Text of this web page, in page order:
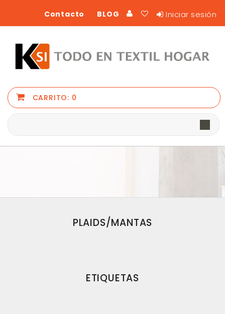
Iniciar sesión
BLOG
Contacto
CARRITO: 0
PLAIDS/MANTAS
ETIQUETAS